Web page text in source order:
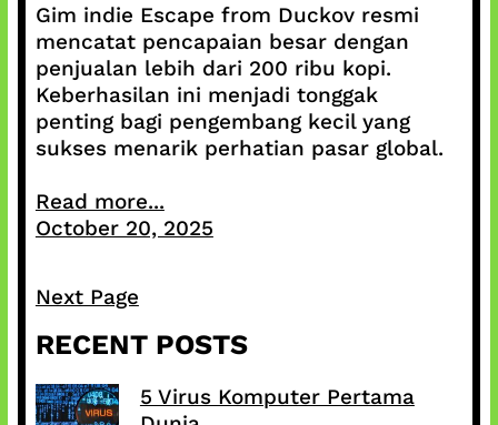
Gim indie Escape from Duckov resmi
mencatat pencapaian besar dengan
penjualan lebih dari 200 ribu kopi.
Keberhasilan ini menjadi tonggak
penting bagi pengembang kecil yang
sukses menarik perhatian pasar global.
Read more...
October 20, 2025
Next Page
RECENT POSTS
5 Virus Komputer Pertama